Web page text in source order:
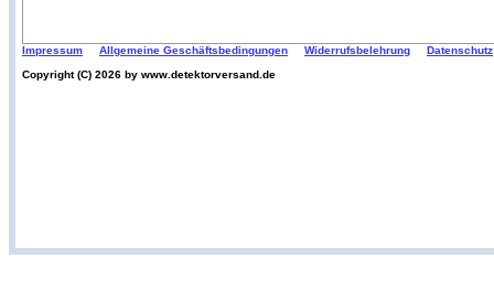
Impressum Allgemeine Geschäftsbedingungen Widerrufsbelehrung
Datenschutz
Copyright (C) 2026 by www.detektorversand.de